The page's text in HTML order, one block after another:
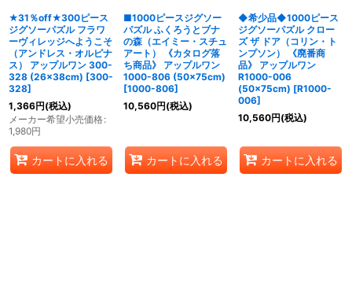
★31％off★300ピース
ジグソーパズル フラワ
ーヴィレッジへようこそ
（アンドレス・オルピナ
ス） アップルワン 300-
328 (26×38cm) [300-
328]
1,366円(税込)
メーカー希望小売価格:
1,980円
カートに入れる
■1000ピースジグソー
パズル ふくろうとブナ
の森（エイミー・スチュ
アート） 《カタログ落
ち商品》 アップルワン
1000-806 (50×75cm)
[1000-806]
10,560円(税込)
カートに入れる
◆希少品◆1000ピース
ジグソーパズル クロー
ズ ザ ドア（コリン・ト
ンプソン） 《廃番商
品》 アップルワン
R1000-006
(50×75cm) [R1000-
006]
10,560円(税込)
カートに入れる